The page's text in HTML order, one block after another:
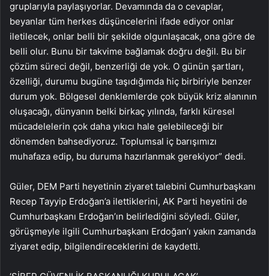
gruplarıyla paylaşıyorlar. Devamında da o cevaplar,
beyanlar tüm herkes düşüncelerini ifade ediyor onlar
iletilecek, onlar belli bir şekilde olgunlaşacak, ona göre de
belli olur. Bunu bir takvime bağlamak doğru değil. Bu bir
çözüm süreci değil, benzerliği de yok. O günün şartları,
özelliği, durumu bugüne taşıdığımda hiç birbiriyle benzer
durum yok. Bölgesel denklemlerde çok büyük kriz alanının
oluşacağı, dünyanın belki birkaç yılında, farklı küresel
mücadelelerin çok daha yıkıcı hale gelebileceği bir
dönemden bahsediyoruz. Toplumsal iç barışımızı
muhafaza edip, bu duruma hazırlanmak gerekiyor” dedi.
Güler, DEM Parti heyetinin ziyaret talebini Cumhurbaşkanı
Recep Tayyip Erdoğan’a ilettiklerini, AK Parti heyetini de
Cumhurbaşkanı Erdoğan’ın belirlediğini söyledi. Güler,
görüşmeyle ilgili Cumhurbaşkanı Erdoğan’ı yakın zamanda
ziyaret edip, bilgilendireceklerini de kaydetti.